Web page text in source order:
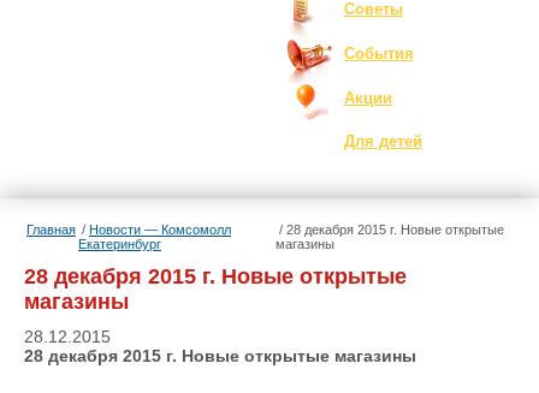
Советы
События
Акции
Для детей
Главная
Новости — Комсомолл
Екатеринбург
28 декабря 2015 г. Новые открытые
магазины
28 декабря 2015 г. Новые открытые
магазины
28.12.2015
28 декабря 2015 г. Новые открытые магазины